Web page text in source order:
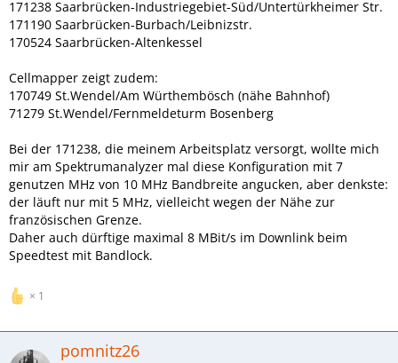
171238 Saarbrücken-Industriegebiet-Süd/Untertürkheimer Str.
171190 Saarbrücken-Burbach/Leibnizstr.
170524 Saarbrücken-Altenkessel
Cellmapper zeigt zudem:
170749 St.Wendel/Am Würthembösch (nähe Bahnhof)
71279 St.Wendel/Fernmeldeturm Bosenberg
Bei der 171238, die meinem Arbeitsplatz versorgt, wollte mich
mir am Spektrumanalyzer mal diese Konfiguration mit 7
genutzen MHz von 10 MHz Bandbreite angucken, aber denkste:
der läuft nur mit 5 MHz, vielleicht wegen der Nähe zur
französischen Grenze.
Daher auch dürftige maximal 8 MBit/s im Downlink beim
Speedtest mit Bandlock.
1
pomnitz26